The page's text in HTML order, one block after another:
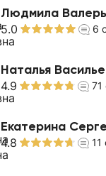
Людмила
5.0 6
Наталья
4.9 71
Екатерина
4.8 11